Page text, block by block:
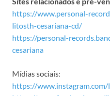
https://www.personal-
litosth-cesariana-cd/
https://personal-
cesariana
Mídias sociais:
https://